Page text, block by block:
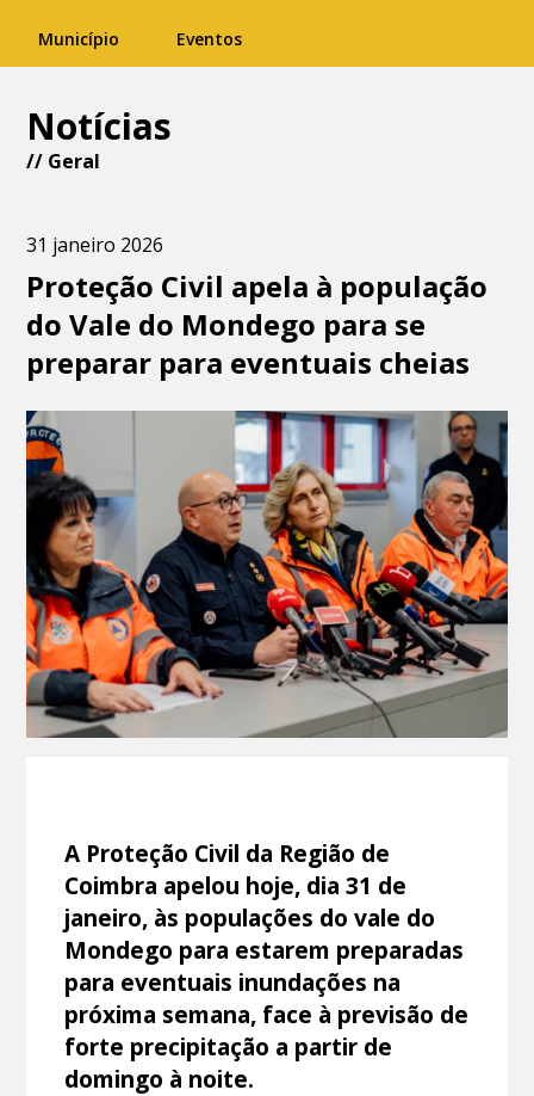
Município Eventos
Notícias
// Geral
31 janeiro 2026
Proteção Civil apela à população
do Vale do Mondego para se
preparar para eventuais cheias
A Proteção Civil da Região de
Coimbra apelou hoje, dia 31 de
janeiro, às populações do vale do
Mondego para estarem preparadas
para eventuais inundações na
próxima semana, face à previsão de
forte precipitação a partir de
domingo à noite.